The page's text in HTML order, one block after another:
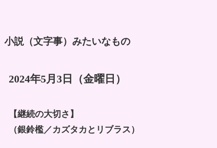
小説（文字事）みたいなもの
2024年5月3日（金曜日）
【継続の大切さ】
（銀鈴檻／カズタカとリブラス）